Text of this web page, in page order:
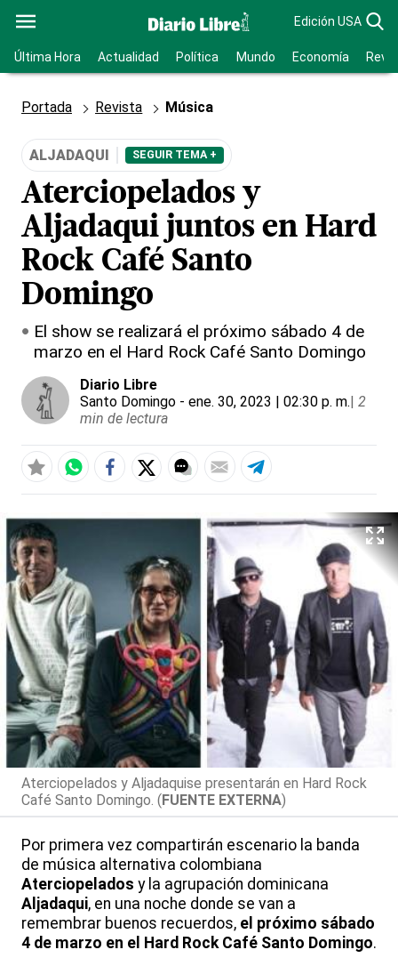
Edición USA
Última Hora Actualidad Política Mundo Economía
Portada Revista Música
ALJADAQUI SEGUIR TEMA +
Aterciopelados y
Aljadaqui juntos en Hard
Rock Café Santo
Domingo
El show se realizará el próximo sábado 4 de
marzo en el Hard Rock Café Santo Domingo
Diario Libre
Santo Domingo - ene. 30, 2023 | 02:30 p. m.| 2
min de lectura
Aterciopelados y Aljadaquise presentarán en Hard Rock
Café Santo Domingo. (FUENTE EXTERNA)
Por primera vez compartirán escenario la banda
de música alternativa colombiana
Aterciopelados y la agrupación dominicana
Aljadaqui, en una noche donde se van a
remembrar buenos recuerdos, el próximo sábado
4 de marzo en el Hard Rock Café Santo Domingo.